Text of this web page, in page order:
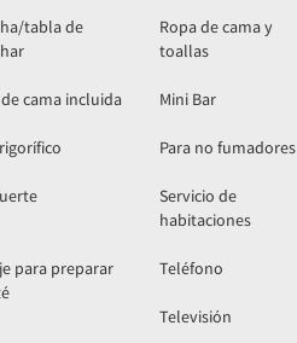
tabla de
Ropa de cama y
toallas
cama incluida Mini Bar
Para no fumadores
Servicio de
habitaciones
para preparar
Teléfono
Televisión